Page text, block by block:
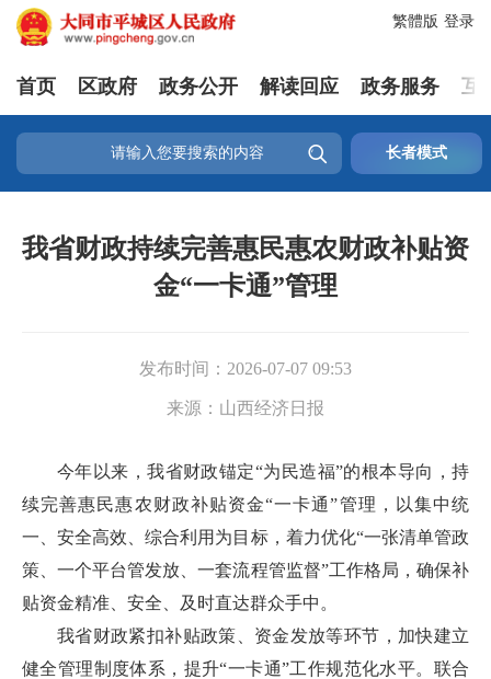
登录
繁體版
首页 区政府 政务公开 解读回应 政务服务 互
 长者模式
我省财政持续完善惠民惠农财政补贴资
金“一卡通”管理
发布时间： 2026-07-07 09:53
来源： 山西经济日报
今年以来，我省财政锚定“为民造福”的根本导向，持
续完善惠民惠农财政补贴资金“一卡通”管理，以集中统
一、安全高效、综合利用为目标，着力优化“一张清单管政
策、一个平台管发放、一套流程管监督”工作格局，确保补
贴资金精准、安全、及时直达群众手中。
我省财政紧扣补贴政策、资金发放等环节，加快建立
健全管理制度体系，提升“一卡通”工作规范化水平。联合